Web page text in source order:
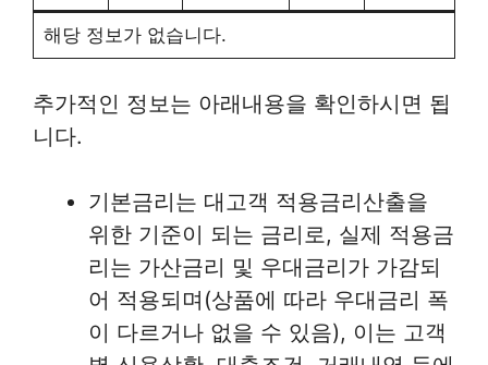
해당 정보가 없습니다.
추가적인 정보는 아래내용을 확인하시면 됩
니다.
기본금리는 대고객 적용금리산출을
위한 기준이 되는 금리로, 실제 적용금
리는 가산금리 및 우대금리가 가감되
어 적용되며(상품에 따라 우대금리 폭
이 다르거나 없을 수 있음), 이는 고객